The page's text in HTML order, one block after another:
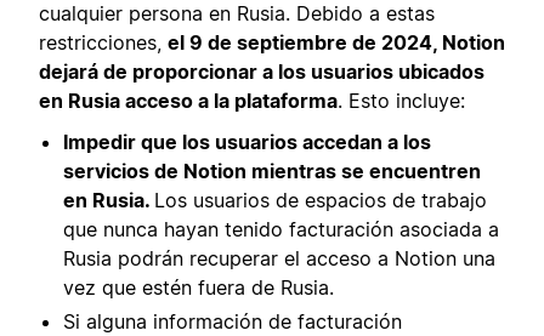
cualquier persona en Rusia. Debido a estas
restricciones, el 9 de septiembre de 2024, Notion
dejará de proporcionar a los usuarios ubicados
en Rusia acceso a la plataforma. Esto incluye:
Impedir que los usuarios accedan a los
servicios de Notion mientras se encuentren
en Rusia. Los usuarios de espacios de trabajo
que nunca hayan tenido facturación asociada a
Rusia podrán recuperar el acceso a Notion una
vez que estén fuera de Rusia.
Si alguna información de facturación